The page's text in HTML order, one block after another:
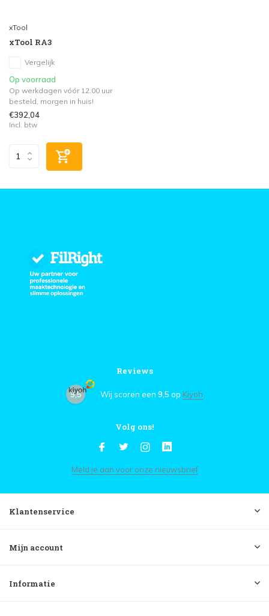
xTool
xTool RA3
Vergelijk
Op voorraad
Op werkdagen vóór 12.00 uur
besteld, morgen in huis!
€392,04
Incl. btw
Reviews
9,5 Wij scoren een 9,5 op Kiyoh
Volg ons!
Meld je aan voor onze nieuwsbrief
Klantenservice
Mijn account
Informatie